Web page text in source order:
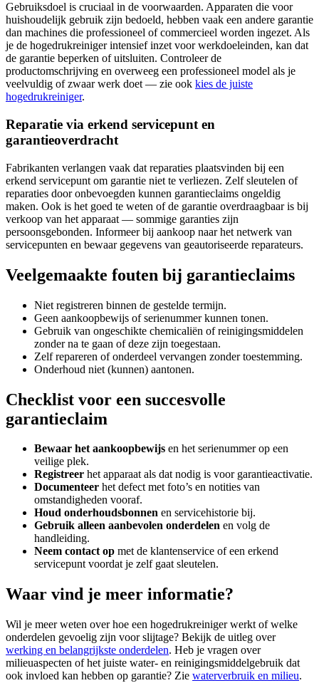
Gebruiksdoel is cruciaal in de voorwaarden. Apparaten die voor
huishoudelijk gebruik zijn bedoeld, hebben vaak een andere garantie
dan machines die professioneel of commercieel worden ingezet. Als
je de hogedrukreiniger intensief inzet voor werkdoeleinden, kan dat
de garantie beperken of uitsluiten. Controleer de
productomschrijving en overweeg een professioneel model als je
veelvuldig of zwaar werk doet — zie ook kies de juiste
hogedrukreiniger.
Reparatie via erkend servicepunt en
garantieoverdracht
Fabrikanten verlangen vaak dat reparaties plaatsvinden bij een
erkend servicepunt om garantie niet te verliezen. Zelf sleutelen of
reparaties door onbevoegden kunnen garantieclaims ongeldig
maken. Ook is het goed te weten of de garantie overdraagbaar is bij
verkoop van het apparaat — sommige garanties zijn
persoonsgebonden. Informeer bij aankoop naar het netwerk van
servicepunten en bewaar gegevens van geautoriseerde reparateurs.
Veelgemaakte fouten bij garantieclaims
Niet registreren binnen de gestelde termijn.
Geen aankoopbewijs of serienummer kunnen tonen.
Gebruik van ongeschikte chemicaliën of reinigingsmiddelen
zonder na te gaan of deze zijn toegestaan.
Zelf repareren of onderdeel vervangen zonder toestemming.
Onderhoud niet (kunnen) aantonen.
Checklist voor een succesvolle
garantieclaim
Bewaar het aankoopbewijs en het serienummer op een
veilige plek.
Registreer het apparaat als dat nodig is voor garantieactivatie.
Documenteer het defect met foto’s en notities van
omstandigheden vooraf.
Houd onderhoudsbonnen en servicehistorie bij.
Gebruik alleen aanbevolen onderdelen en volg de
handleiding.
Neem contact op met de klantenservice of een erkend
servicepunt voordat je zelf gaat sleutelen.
Waar vind je meer informatie?
Wil je meer weten over hoe een hogedrukreiniger werkt of welke
onderdelen gevoelig zijn voor slijtage? Bekijk de uitleg over
werking en belangrijkste onderdelen. Heb je vragen over
milieuaspecten of het juiste water- en reinigingsmiddelgebruik dat
ook invloed kan hebben op garantie? Zie waterverbruik en milieu.